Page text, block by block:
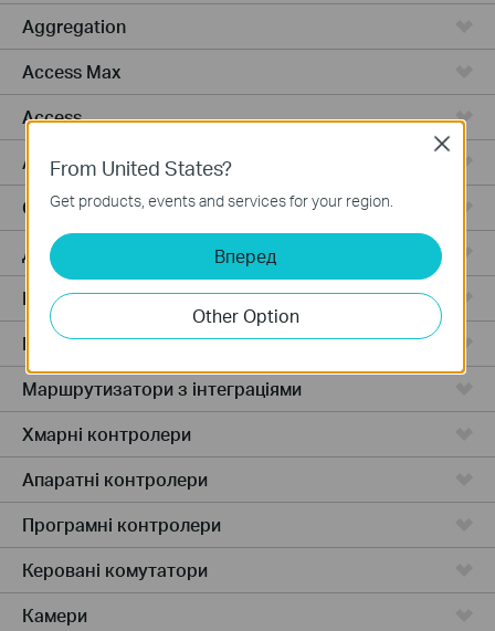
Aggregation
Access Max
Access
Access Pro
GPON
Дротові маршрутизатори
Бездротові маршрутизатори
Маршрутизатори 4G WiFi
Маршрутизатори з інтеграціями
Хмарні контролери
Апаратні контролери
Програмні контролери
Керовані комутатори
Камери
From United States?
Get products, events and services for your region.
Вперед
Other Option
Close